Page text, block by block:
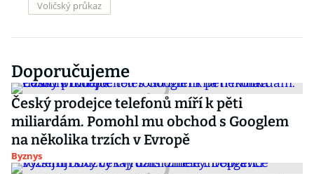
Voličský průkaz
Doporučujeme
Český prodejce telefonů míří k pěti
miliardám. Pomohl mu obchod s Googlem
na několika trzích v Evropě
Byznys